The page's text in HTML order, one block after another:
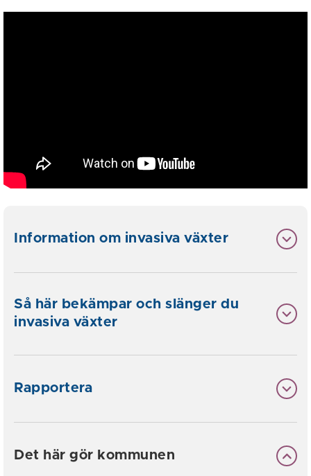
Information om invasiva växter
Så här bekämpar och slänger du
invasiva växter
Rapportera
Det här gör kommunen